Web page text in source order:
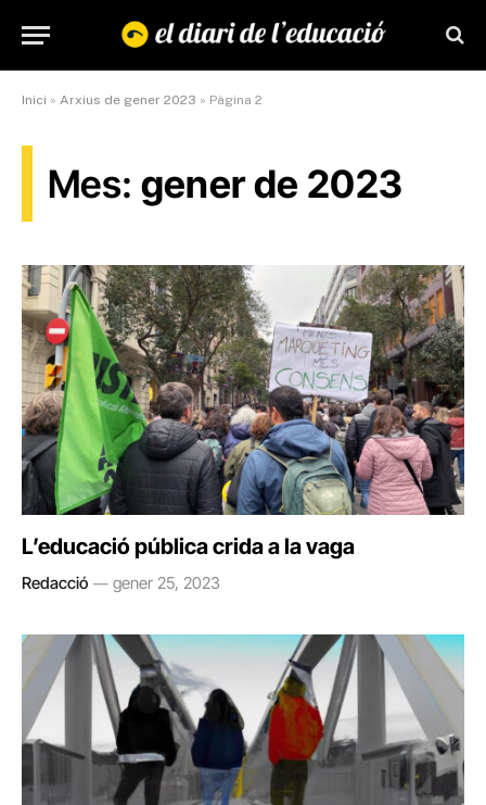
Inici » Arxius de gener 2023 » Pàgina 2
Mes: gener de 2023
L’educació pública crida a la vaga
Redacció gener 25, 2023